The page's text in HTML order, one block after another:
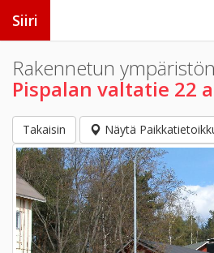
Siiri
Rakennetun
Pispalan valtatie 22 a
Takaisin Näytä